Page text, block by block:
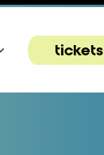
tickets